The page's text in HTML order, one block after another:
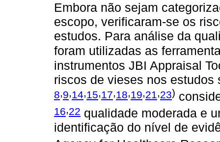
Embora não sejam
escopo, verificaram-se os
estudos. Para análise da
foram utilizadas as
instrumentos JBI Appraisal
riscos de vieses nos
8,9,14,15,17,18,19,21,23)
16,22 qualidade moderada e
identificação do nível de